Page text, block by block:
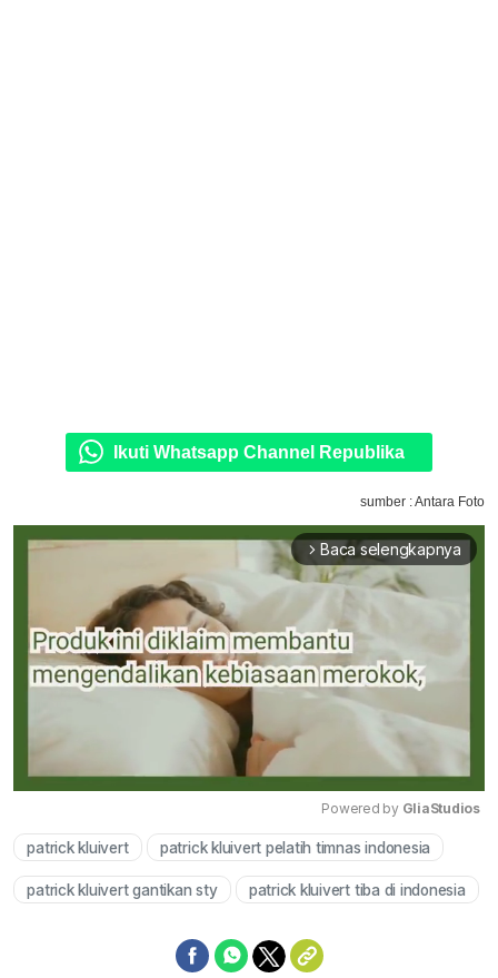
Ikuti Whatsapp Channel Republika
sumber : Antara Foto
arrow_forward_ios Baca selengkapnya
Mute
Powered by GliaStudios
patrick kluivert patrick kluivert pelatih timnas indonesia
patrick kluivert gantikan sty patrick kluivert tiba di indonesia